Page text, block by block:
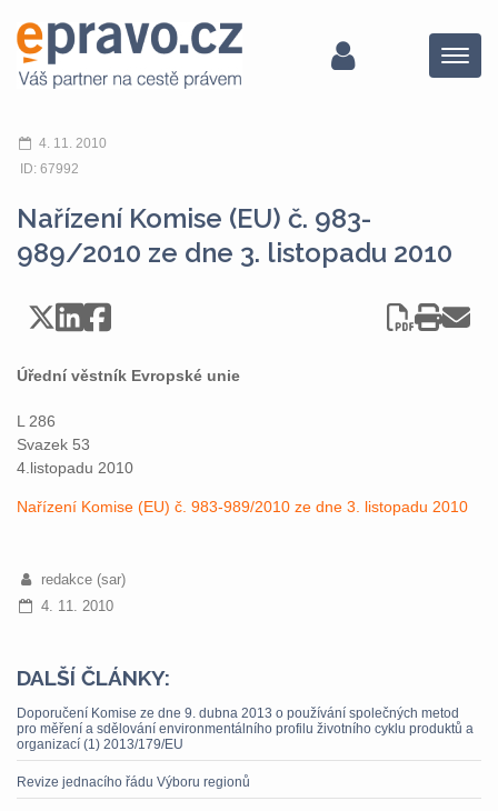
Menu
4. 11. 2010
ID: 67992
Nařízení Komise (EU) č. 983-
989/2010 ze dne 3. listopadu 2010
Úřední věstník Evropské unie
L 286
Svazek 53
4.listopadu 2010
Nařízení Komise (EU) č. 983-989/2010 ze dne 3. listopadu 2010
redakce (sar)
4. 11. 2010
DALŠÍ ČLÁNKY:
Doporučení Komise ze dne 9. dubna 2013 o používání společných metod
pro měření a sdělování environmentálního profilu životního cyklu produktů a
organizací (1) 2013/179/EU
Revize jednacího řádu Výboru regionů